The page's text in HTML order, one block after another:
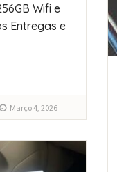
Wifi e
Entregas e
Março 4, 2026